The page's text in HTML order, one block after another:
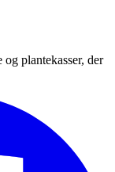
plantekasser, der